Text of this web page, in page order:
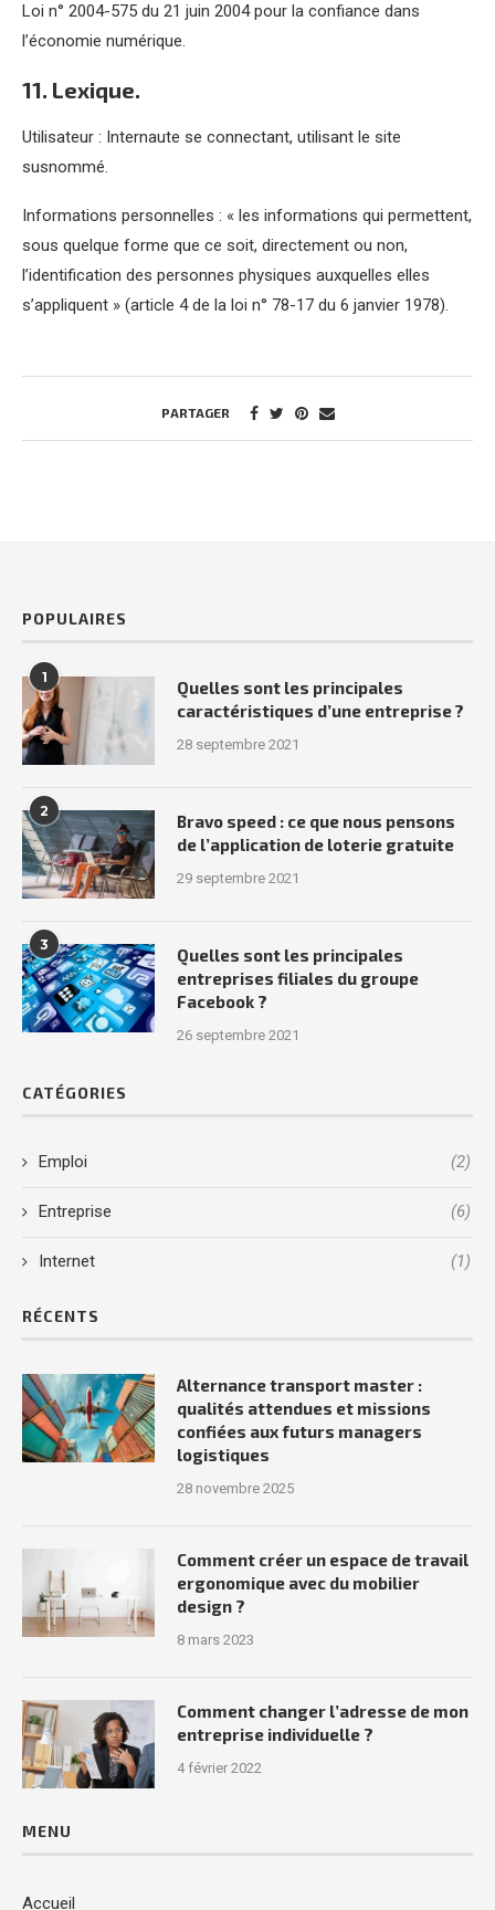
Loi n° 2004-575 du 21 juin 2004 pour la confiance dans
l’économie numérique.
11. Lexique.
Utilisateur : Internaute se connectant, utilisant le site
susnommé.
Informations personnelles : « les informations qui permettent,
sous quelque forme que ce soit, directement ou non,
l’identification des personnes physiques auxquelles elles
s’appliquent » (article 4 de la loi n° 78-17 du 6 janvier 1978).
PARTAGER
POPULAIRES
1
Quelles sont les principales
caractéristiques d’une entreprise ?
28 septembre 2021
2
Bravo speed : ce que nous pensons
de l’application de loterie gratuite
29 septembre 2021
3
Quelles sont les principales
entreprises filiales du groupe
Facebook ?
26 septembre 2021
CATÉGORIES
Emploi (2)
Entreprise (6)
Internet (1)
RÉCENTS
Alternance transport master :
qualités attendues et missions
confiées aux futurs managers
logistiques
28 novembre 2025
Comment créer un espace de travail
ergonomique avec du mobilier
design ?
8 mars 2023
Comment changer l’adresse de mon
entreprise individuelle ?
4 février 2022
MENU
Accueil